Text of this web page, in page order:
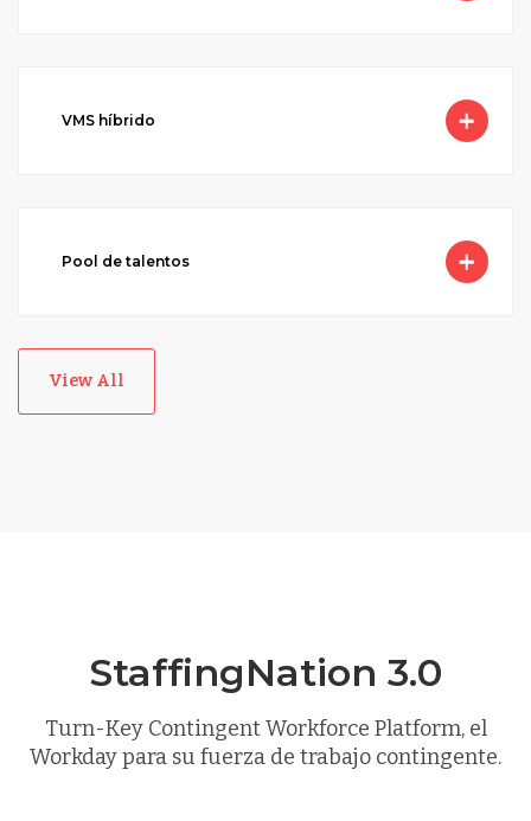
VMS híbrido
Pool de talentos
View All
StaffingNation 3.0
Turn-Key Contingent Workforce Platform, el
Workday para su fuerza de trabajo contingente.